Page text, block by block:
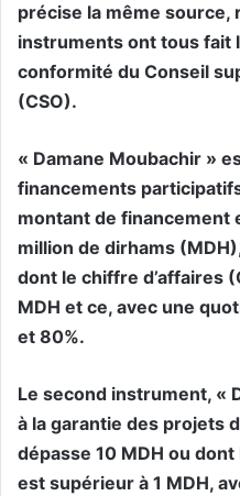
précise la même source,
instruments ont tous fait
conformité du Conseil
(CSO).
« Damane Moubachir »
financements
montant de financement
million de dirhams
dont le chiffre d’affaires
MDH et ce, avec une
et 80%.
Le second instrument, «
à la garantie des projets
dépasse 10 MDH ou
est supérieur à 1 MDH,